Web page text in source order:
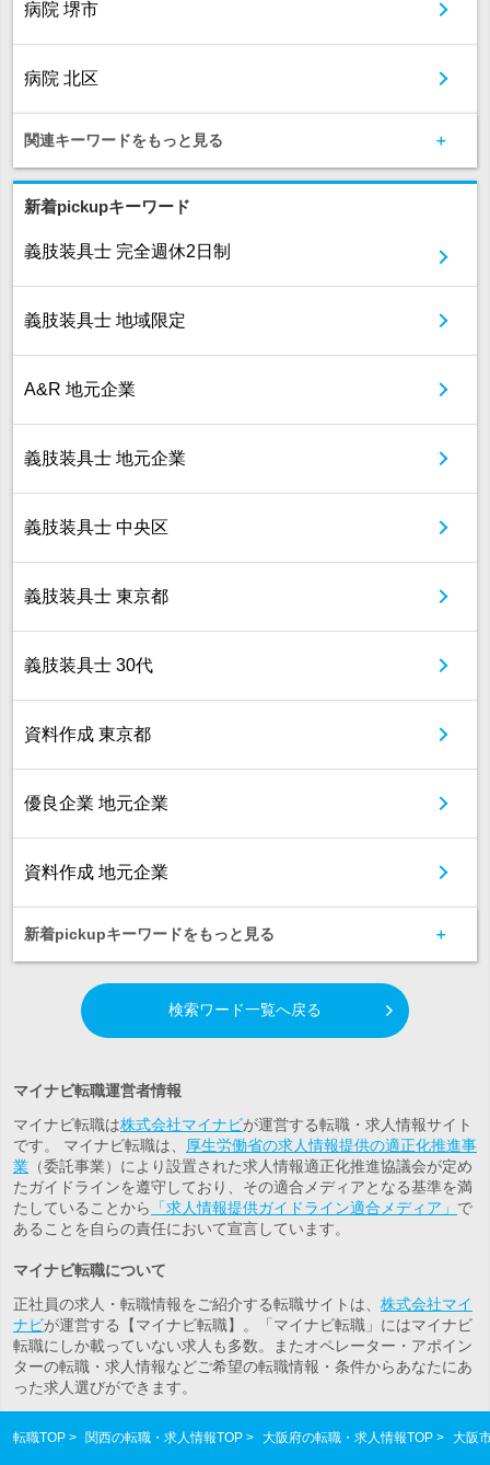
病院 堺市
病院 北区
関連キーワードをもっと見る
新着pickupキーワード
義肢装具士 完全週休2日制
義肢装具士 地域限定
A&R 地元企業
義肢装具士 地元企業
義肢装具士 中央区
義肢装具士 東京都
義肢装具士 30代
資料作成 東京都
優良企業 地元企業
資料作成 地元企業
新着pickupキーワードをもっと見る
検索ワード一覧へ戻る
マイナビ転職運営者情報
マイナビ転職は株式会社マイナビが運営する転職・求人情報サイト
です。 マイナビ転職は、
厚生労働省の求人情報提供の適正化推進事
業 （委託事業）により設置された求人情報適正化推進協議会が定め
たガイドラインを遵守しており、その適合メディアとなる基準を満
たしていることから
「求人情報提供ガイドライン適合メディア」 で
あることを自らの責任において宣言しています。
マイナビ転職について
正社員の求人・転職情報をご紹介する転職サイトは、 株式会社マイ
ナビが運営する【マイナビ転職】。「マイナビ転職」にはマイナビ
転職にしか載っていない求人も多数。またオペレーター・アポイン
ターの転職・求人情報などご希望の転職情報・条件からあなたにあ
った求人選びができます。
転職TOP 関西の転職・求人情報TOP 大阪府の転職・求人情報TOP 大阪